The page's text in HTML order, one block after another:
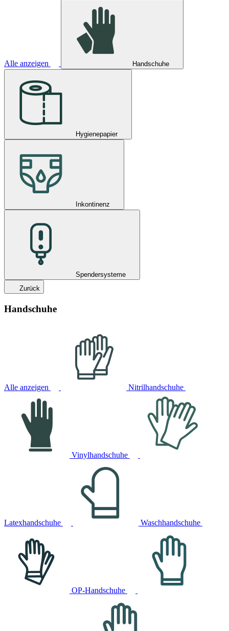
Alle anzeigen Handschuhe
Hygienepapier
Inkontinenz
Spendersysteme
Zurück
Handschuhe
Alle anzeigen Nitrilhandschuhe
Vinylhandschuhe
Latexhandschuhe Waschhandschuhe
OP-Handschuhe